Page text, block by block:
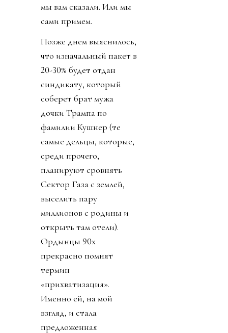
мы вам сказали. Или мы
сами примем.
Позже днем выяснилось,
что изначальный пакет в
20-30% будет отдан
синдикату, который
соберет брат мужа
дочки Трампа по
фамилии Кушнер (те
самые дельцы, которые,
среди прочего,
планируют сровнять
Сектор Газа с землей,
выселить пару
миллионов с родины и
открыть там отели).
Ордынцы 90х
прекрасно помнят
термин
«прихватизация».
Именно ей, на мой
взгляд, и стала
предложенная